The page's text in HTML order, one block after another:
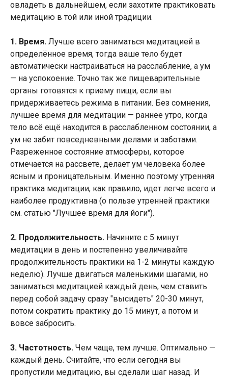
овладеть в дальнейшем, если захотите практиковать
медитацию в той или иной традиции.
1. Время. Лучше всего заниматься медитацией в
определённое время, тогда ваше тело будет
автоматически настраиваться на расслабление, а ум
— на успокоение. Точно так же пищеварительные
органы готовятся к приему пищи, если вы
придерживаетесь режима в питании. Без сомнения,
лучшее время для медитации — раннее утро, когда
тело всё ещё находится в расслабленном состоянии, а
ум не забит повседневными делами и заботами.
Разреженное состояние атмосферы, которое
отмечается на рассвете, делает ум человека более
ясным и проницательным. Именно поэтому утренняя
практика медитации, как правило, идет легче всего и
наиболее продуктивна (о пользе утренней практики
см. статью "Лучшее время для йоги").
2. Продолжительность. Начините с 5 минут
медитации в день и постепенно увеличивайте
продолжительность практики на 1-2 минуты каждую
неделю). Лучше двигаться маленькими шагами, но
заниматься медитацией каждый день, чем ставить
перед собой задачу сразу "высидеть" 20-30 минут,
потом сократить практику до 15 минут, а потом и
вовсе забросить.
3. Частотность. Чем чаще, тем лучше. Оптимально —
каждый день. Считайте, что если сегодня вы
пропустили медитацию, вы сделали шаг назад. И